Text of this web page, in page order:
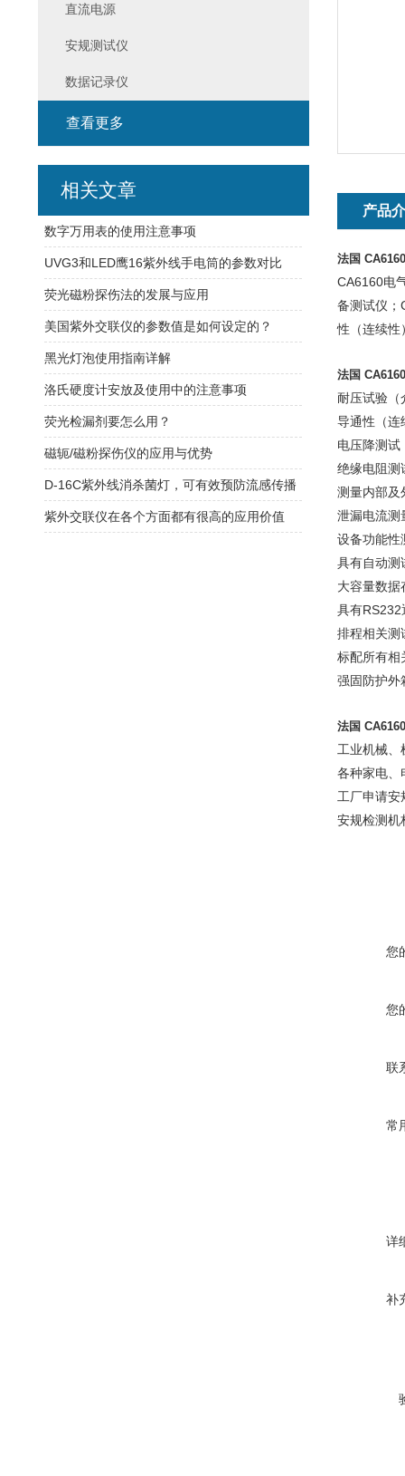
产品
法国
CA6160电
备测试仪；
性（连续性
法国
耐压试验（
导通性（连
电压降测试
绝缘电阻测
测量内部及
泄漏电流测
设备功能性
具有自动测
大容量数据
具有RS232
排程相关测
标配所有相
强固防护外
法国
工业机械、
各种家电、
工厂申请安
安规检测机
您
您
联
常
详
补
直流电源
安规测试仪
数据记录仪
查看更多
相关文章
数字万用表的使用注意事项
UVG3和LED鹰16紫外线手电筒的参数对比
荧光磁粉探伤法的发展与应用
美国紫外交联仪的参数值是如何设定的？
黑光灯泡使用指南详解
洛氏硬度计安放及使用中的注意事项
荧光检漏剂要怎么用？
磁轭/磁粉探伤仪的应用与优势
D-16C紫外线消杀菌灯，可有效预防流感传播
紫外交联仪在各个方面都有很高的应用价值